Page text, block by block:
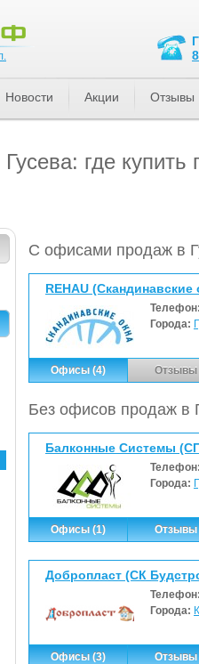
где купить
С офисами продаж в
REHAU
Города:
Офисы (4) Отзывы
Без офисов продаж в
Балконные Системы
Города:
Офисы (1) Отзывы
Добропласт (СК
Города:
Офисы (3) Отзывы
Новости Акции Отзывы